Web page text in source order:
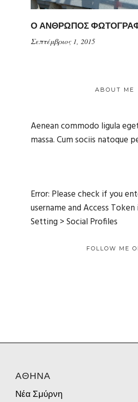
Ο ΑΝΘΡΩΠΟΣ
Σεπτέμβριος 1, 2015
ABOUT ME
Aenean commodo ligula
massa. Cum sociis natoque
Error: Please check if you
username and Access
Setting > Social Profiles
FOLLOW ME
ΑΘΗΝΑ
Νέα Σμύρνη